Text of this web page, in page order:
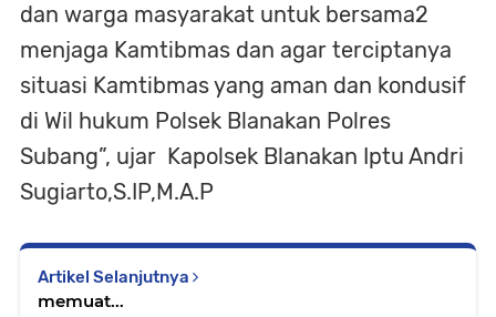
dan warga masyarakat untuk bersama2
menjaga Kamtibmas dan agar terciptanya
situasi Kamtibmas yang aman dan kondusif
di Wil hukum Polsek Blanakan Polres
Subang”, ujar Kapolsek Blanakan Iptu Andri
Sugiarto,S.IP,M.A.P
Artikel Selanjutnya
memuat...